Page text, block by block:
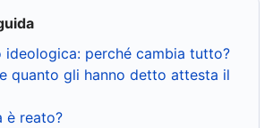
ideologica: perché cambia tutto?
quanto gli hanno detto attesta il
è reato?